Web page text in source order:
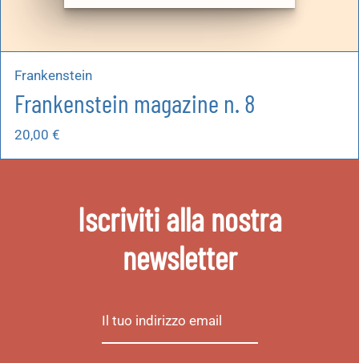
Frankenstein
Frankenstein magazine n. 8
20,00 €
Iscriviti alla nostra
newsletter